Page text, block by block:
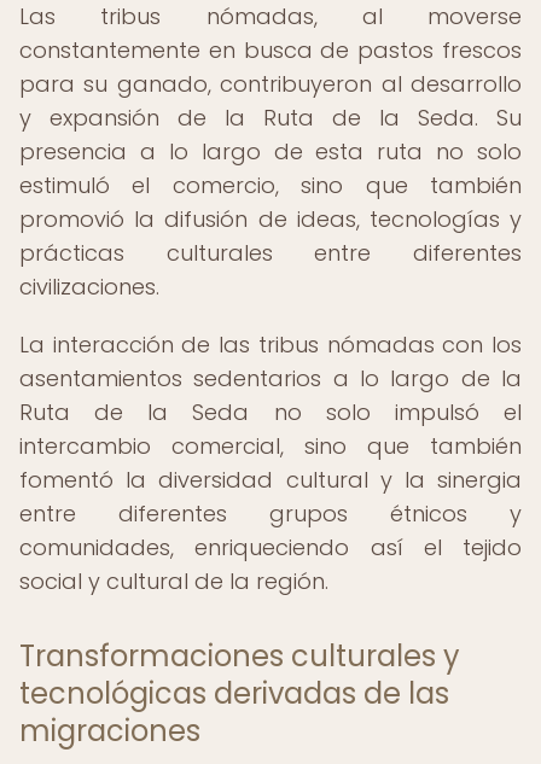
Las tribus nómadas, al moverse
constantemente en busca de pastos frescos
para su ganado, contribuyeron al desarrollo
y expansión de la Ruta de la Seda. Su
presencia a lo largo de esta ruta no solo
estimuló el comercio, sino que también
promovió la difusión de ideas, tecnologías y
prácticas culturales entre diferentes
civilizaciones.
La interacción de las tribus nómadas con los
asentamientos sedentarios a lo largo de la
Ruta de la Seda no solo impulsó el
intercambio comercial, sino que también
fomentó la diversidad cultural y la sinergia
entre diferentes grupos étnicos y
comunidades, enriqueciendo así el tejido
social y cultural de la región.
Transformaciones culturales y
tecnológicas derivadas de las
migraciones